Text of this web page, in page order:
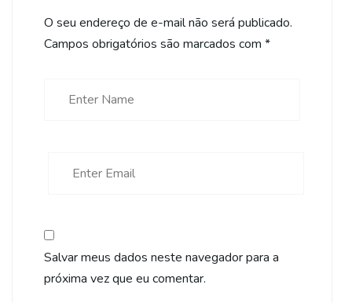
O seu endereço de e-mail não será publicado.
Campos obrigatórios são marcados com *
Salvar meus dados neste navegador para a
próxima vez que eu comentar.